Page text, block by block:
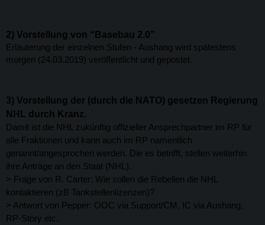
2) Vorstellung von “Basebau 2.0”
Erläuterung der einzelnen Stufen - Aushang wird spätestens
morgen (24.03.2019) veröffentlicht und gepostet.
3) Vorstellung der (durch die NATO) gesetzen Regierung
NHL durch Kranz.
Damit ist die NHL zukünftig offizieller Ansprechpartner im RP für
alle Fraktionen und kann auch im RP namentlich
genannt/angesprochen werden. Die es betrifft, stellen weiterhin
ihre Anträge an den Staat (NHL).
> Frage von R. Carter: Wie sollen die Rebellen die NHL
kontaktieren (zB Tankstellenlizenzen)?
> Antwort von Pepper: OOC via Support/CM, IC via Aushang,
RP-Story etc.